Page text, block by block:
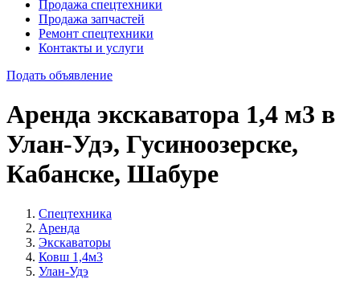
Продажа спецтехники
Продажа запчастей
Ремонт спецтехники
Контакты и услуги
Подать объявление
Аренда экскаватора 1,4 м3 в
Улан-Удэ, Гусиноозерске,
Кабанске, Шабуре
Спецтехника
Аренда
Экскаваторы
Ковш 1,4м3
Улан-Удэ